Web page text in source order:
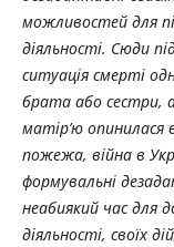
можливостей для
діяльності. Сюди
ситуація смерті
брата або сестри,
матір’ю опинилася
пожежа, війна в
формувальні
неабиякий час для
діяльності, своїх